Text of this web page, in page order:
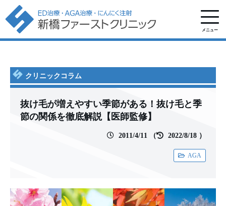
メニュー
クリニックコラム
抜け毛が増えやすい季節がある！抜け毛と季
節の関係を徹底解説【医師監修】
2011/4/11 （ 2022/8/18 ）
AGA